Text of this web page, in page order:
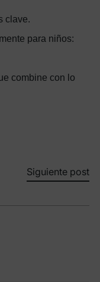
clave.
para niños:
combine con lo
Siguiente post